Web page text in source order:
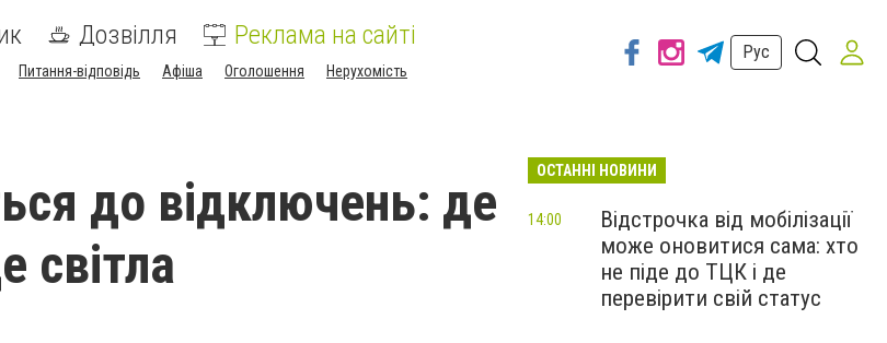
Дозвілля Реклама на сайті
Питання-відповідь Афіша Оголошення Нерухомість
Рус
до відключень: де
світла
ОСТАННІ НОВИНИ
Відстрочка від мобілізації
може оновитися сама: хто
не піде до ТЦК і де
перевірити свій статус
14:00